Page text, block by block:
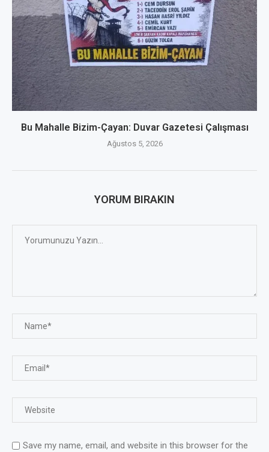
Bu Mahalle Bizim-Çayan: Duvar Gazetesi Çalışması
Ağustos 5, 2026
YORUM BIRAKIN
Save my name, email, and website in this browser for the